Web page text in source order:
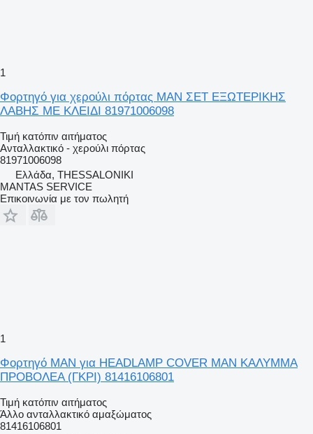
1
Φορτηγό για χερούλι πόρτας MAN ΣΕΤ ΕΞΩΤΕΡΙΚΗΣ
ΛΑΒΗΣ ΜΕ ΚΛΕΙΔΙ 81971006098
Τιμή κατόπιν αιτήματος
Ανταλλακτικό - χερούλι πόρτας
81971006098
Ελλάδα, THESSALONIKI
MANTAS SERVICE
Επικοινωνία με τον πωλητή
1
Φορτηγό MAN για HEADLAMP COVER MAN ΚΑΛΥΜΜΑ
ΠΡΟΒΟΛΕΑ (ΓΚΡΙ) 81416106801
Τιμή κατόπιν αιτήματος
Άλλο ανταλλακτικό αμαξώματος
81416106801